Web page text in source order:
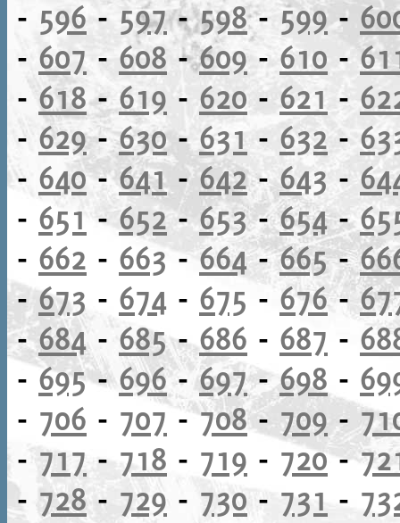
- 596 - 597-598- 599-
- 607- 608 -609-610 -
-618-619 - 620 - 621 -
- 629-630- 631- 632 -
- 640-641-642-643-
- 651 -652-653-654-
- 662 - 663-664-665-
-673 - 674 - 675 - 676-
-684 -685-686 - 687 -
-695-696-697-698 -
- 706 - 707 -708- 709-
-717 - 718 - 719 - 720-
-728- 729 - 730- 731 -